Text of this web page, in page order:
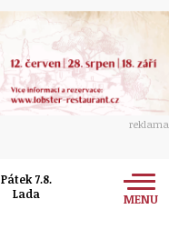
reklama
Pátek 7.8.
Lada
MENU